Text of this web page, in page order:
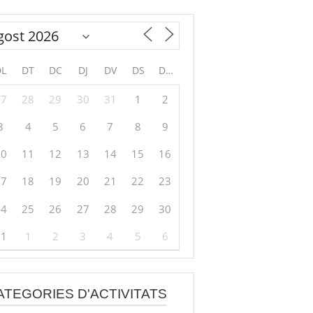
DT DC DJ DV DS DG
28 29 30 31 1
2
4 5 6 7 8
9
11 12 13 14 15
16
18 19 20 21 22
23
25 26 27 28 29
30
1 2 3 4 5 6
D'ACTIVITATS